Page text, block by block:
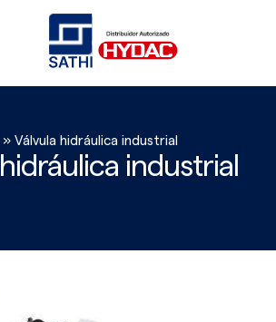
» Válvula hidráulica industrial
industrial